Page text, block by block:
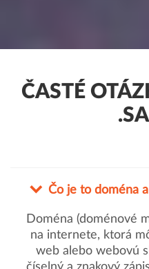
ČASTÉ
Čo je to doména
Doména (doménové
na internete, ktorá
web alebo webovú